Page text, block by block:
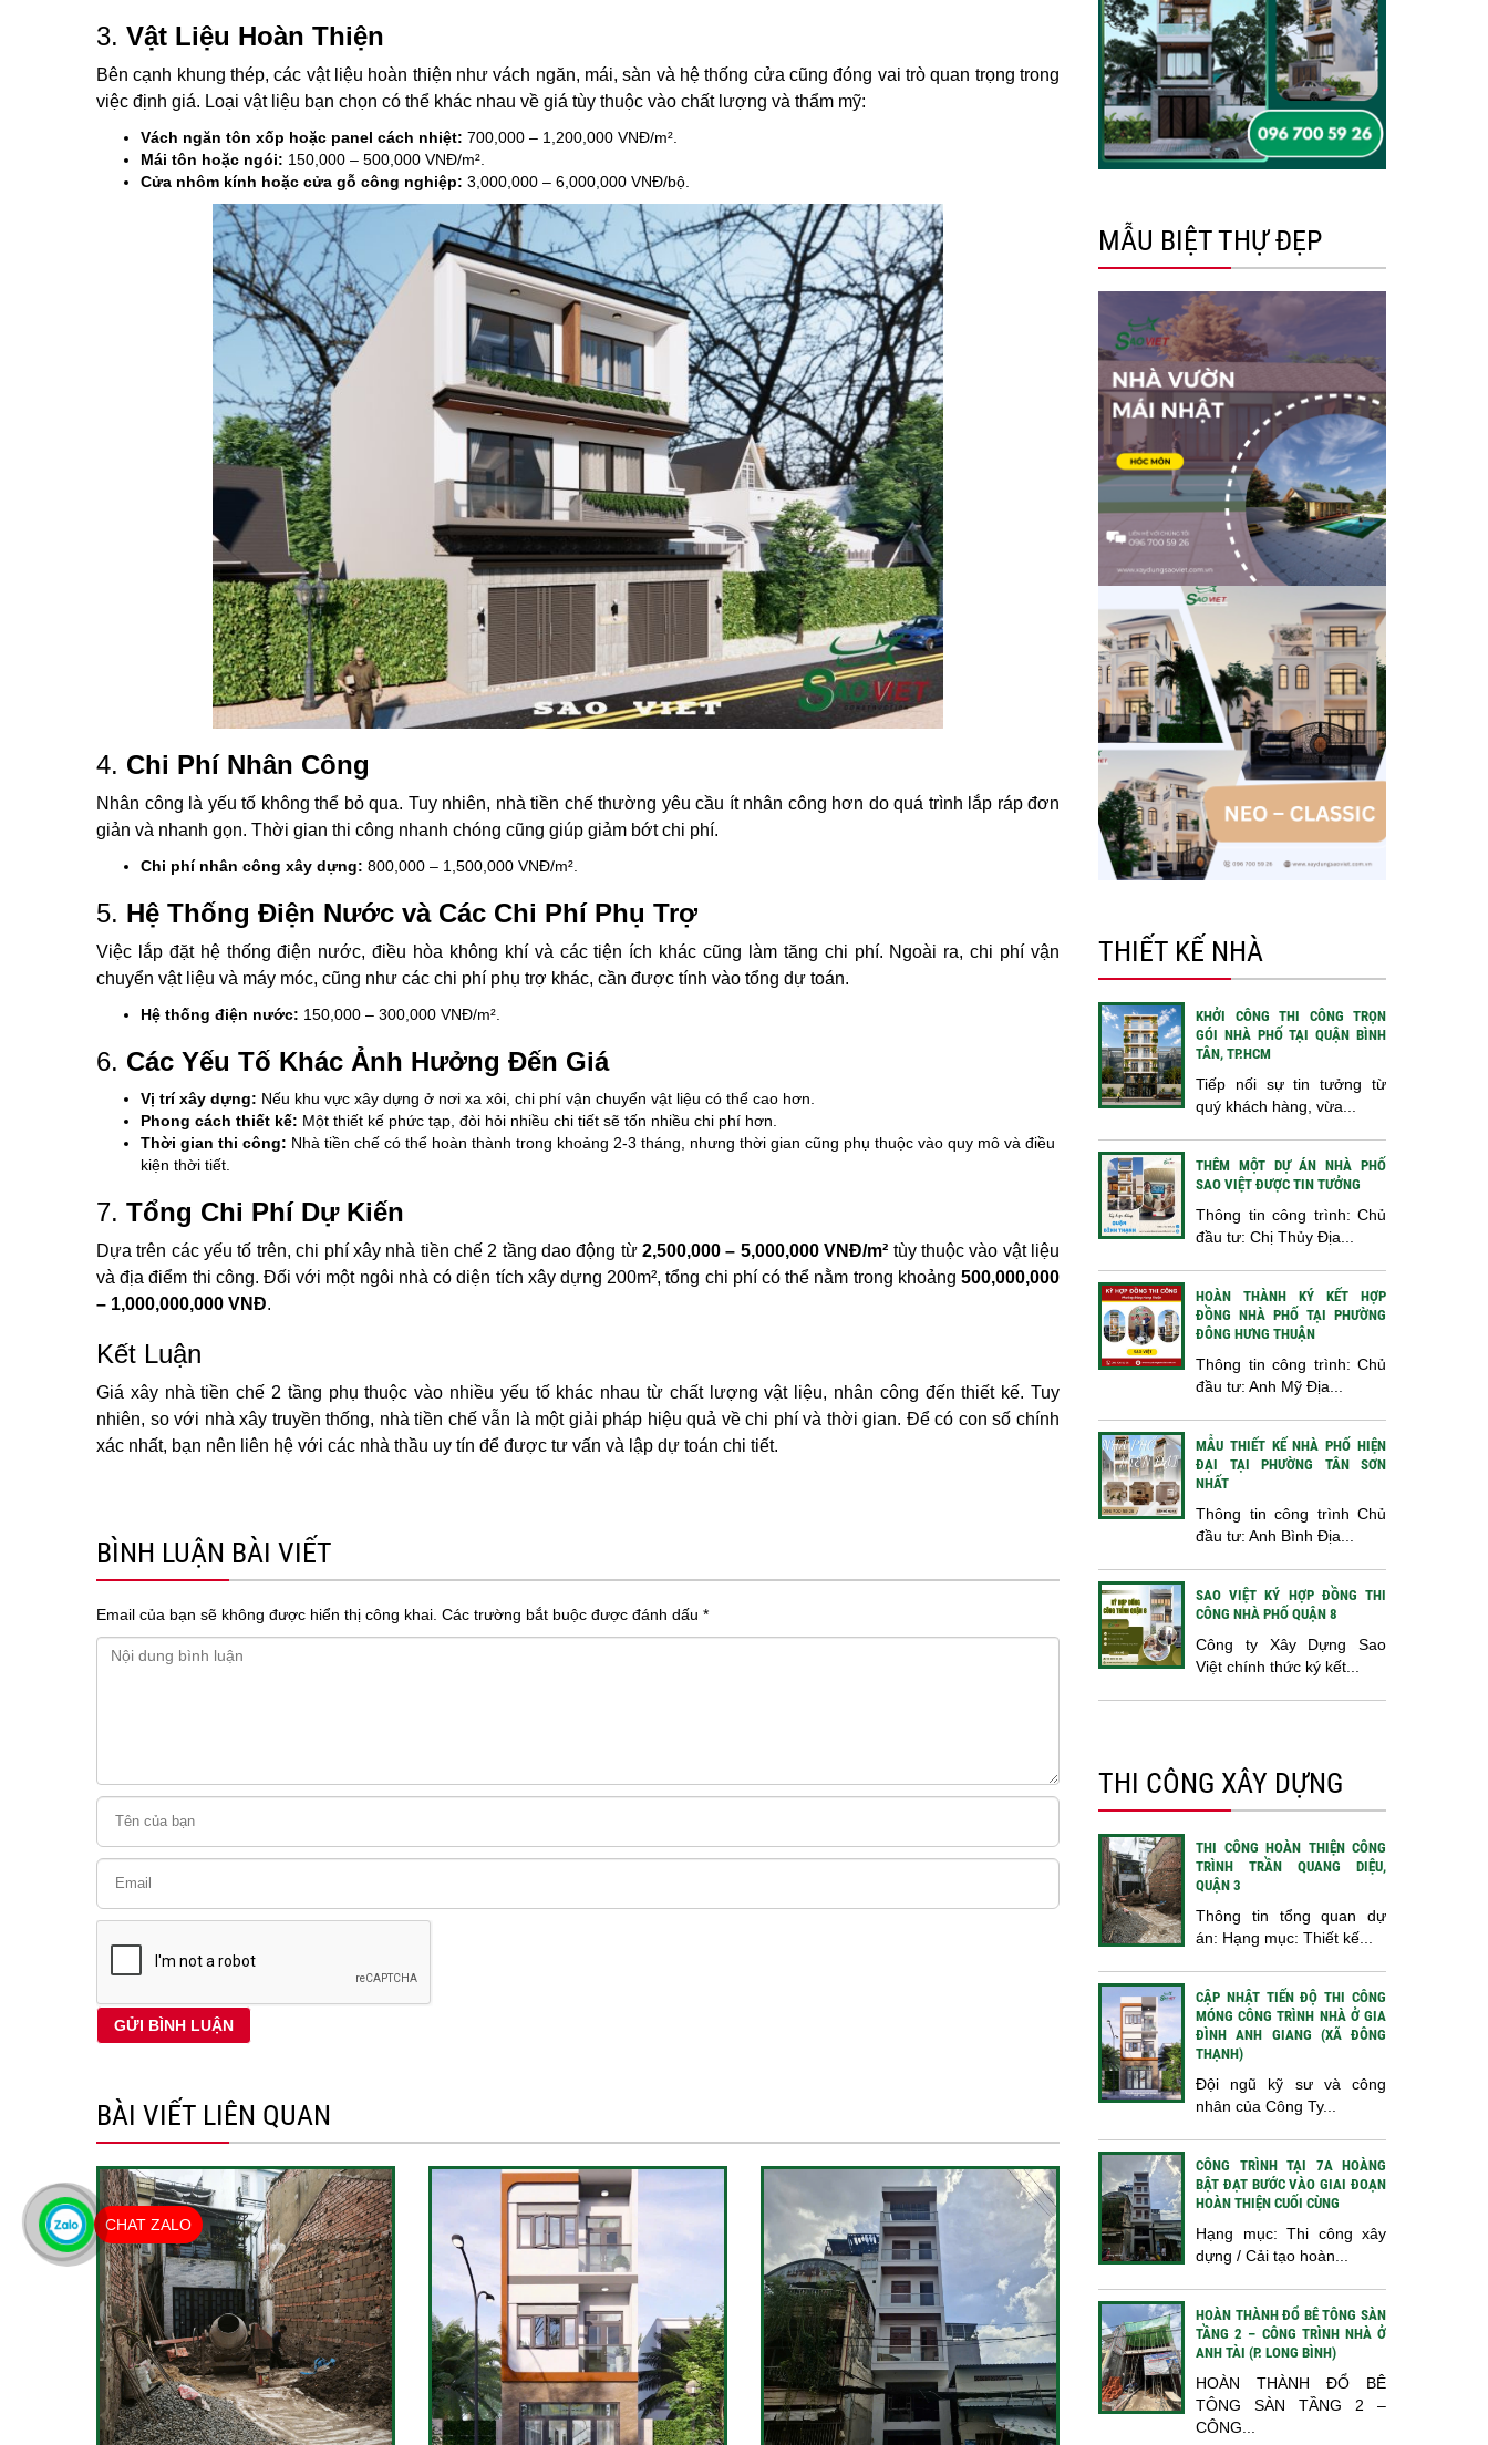
3. Vật Liệu Hoàn Thiện
Bên cạnh khung thép, các vật liệu hoàn thiện như vách ngăn, mái, sàn và hệ thống cửa cũng đóng vai trò quan trọng trong
việc định giá. Loại vật liệu bạn chọn có thể khác nhau về giá tùy thuộc vào chất lượng và thẩm mỹ:
Vách ngăn tôn xốp hoặc panel cách nhiệt: 700,000 – 1,200,000 VNĐ/m².
Mái tôn hoặc ngói: 150,000 – 500,000 VNĐ/m².
Cửa nhôm kính hoặc cửa gỗ công nghiệp: 3,000,000 – 6,000,000 VNĐ/bộ.
4. Chi Phí Nhân Công
Nhân công là yếu tố không thể bỏ qua. Tuy nhiên, nhà tiền chế thường yêu cầu ít nhân công hơn do quá trình lắp ráp đơn
giản và nhanh gọn. Thời gian thi công nhanh chóng cũng giúp giảm bớt chi phí.
Chi phí nhân công xây dựng: 800,000 – 1,500,000 VNĐ/m².
5. Hệ Thống Điện Nước và Các Chi Phí Phụ Trợ
Việc lắp đặt hệ thống điện nước, điều hòa không khí và các tiện ích khác cũng làm tăng chi phí. Ngoài ra, chi phí vận
chuyển vật liệu và máy móc, cũng như các chi phí phụ trợ khác, cần được tính vào tổng dự toán.
Hệ thống điện nước: 150,000 – 300,000 VNĐ/m².
6. Các Yếu Tố Khác Ảnh Hưởng Đến Giá
Vị trí xây dựng: Nếu khu vực xây dựng ở nơi xa xôi, chi phí vận chuyển vật liệu có thể cao hơn.
Phong cách thiết kế: Một thiết kế phức tạp, đòi hỏi nhiều chi tiết sẽ tốn nhiều chi phí hơn.
Thời gian thi công: Nhà tiền chế có thể hoàn thành trong khoảng 2-3 tháng, nhưng thời gian cũng phụ thuộc vào quy mô và điều
kiện thời tiết.
7. Tổng Chi Phí Dự Kiến
Dựa trên các yếu tố trên, chi phí xây nhà tiền chế 2 tầng dao động từ2,500,000 – 5,000,000 VNĐ/m² tùy thuộc vào vật liệu
và địa điểm thi công. Đối với một ngôi nhà có diện tích xây dựng 200m², tổng chi phí có thể nằm trong khoảng 500,000,000
– 1,000,000,000 VNĐ.
Kết Luận
Giá xây nhà tiền chế 2 tầng phụ thuộc vào nhiều yếu tố khác nhau từ chất lượng vật liệu, nhân công đến thiết kế. Tuy
nhiên, so với nhà xây truyền thống, nhà tiền chế vẫn là một giải pháp hiệu quả về chi phí và thời gian. Để có con số chính
xác nhất, bạn nên liên hệ với các nhà thầu uy tín để được tư vấn và lập dự toán chi tiết.
BÌNH LUẬN BÀI VIẾT
Email của bạn sẽ không được hiển thị công khai. Các trường bắt buộc được đánh dấu *
BÀI VIẾT LIÊN QUAN
MẪU BIỆT THỰ ĐẸP
THIẾT KẾ NHÀ
KHỞI CÔNG THI CÔNG TRỌN
GÓI NHÀ PHỐ TẠI QUẬN BÌNH
TÂN, TP.HCM
Tiếp nối sự tin tưởng từ
quý khách hàng, vừa...
THÊM MỘT DỰ ÁN NHÀ PHỐ
SAO VIỆT ĐƯỢC TIN TƯỞNG
Thông tin công trình: Chủ
đầu tư: Chị Thủy Địa...
HOÀN THÀNH KÝ KẾT HỢP
ĐỒNG NHÀ PHỐ TẠI PHƯỜNG
ĐÔNG HƯNG THUẬN
Thông tin công trình: Chủ
đầu tư: Anh Mỹ Địa...
MẪU THIẾT KẾ NHÀ PHỐ HIỆN
ĐẠI TẠI PHƯỜNG TÂN SƠN
NHẤT
Thông tin công trình Chủ
đầu tư: Anh Bình Địa...
SAO VIỆT KÝ HỢP ĐỒNG THI
CÔNG NHÀ PHỐ QUẬN 8
Công ty Xây Dựng Sao
Việt chính thức ký kết...
THI CÔNG XÂY DỰNG
THI CÔNG HOÀN THIỆN CÔNG
TRÌNH TRẦN QUANG DIỆU,
QUẬN 3
Thông tin tổng quan dự
án: Hạng mục: Thiết kế...
CẬP NHẬT TIẾN ĐỘ THI CÔNG
MÓNG CÔNG TRÌNH NHÀ Ở GIA
ĐÌNH ANH GIANG (XÃ ĐÔNG
THẠNH)
Đội ngũ kỹ sư và công
nhân của Công Ty...
CÔNG TRÌNH TẠI 7A HOÀNG
BẬT ĐẠT BƯỚC VÀO GIAI ĐOẠN
HOÀN THIỆN CUỐI CÙNG
Hạng mục: Thi công xây
dựng / Cải tạo hoàn...
HOÀN THÀNH ĐỔ BÊ TÔNG SÀN
TẦNG 2 – CÔNG TRÌNH NHÀ Ở
ANH TÀI (P. LONG BÌNH)
HOÀN THÀNH ĐỔ BÊ
TÔNG SÀN TẦNG 2 –
CÔNG...
CHAT ZALO